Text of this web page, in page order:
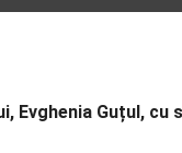
Evghenia Guțul,